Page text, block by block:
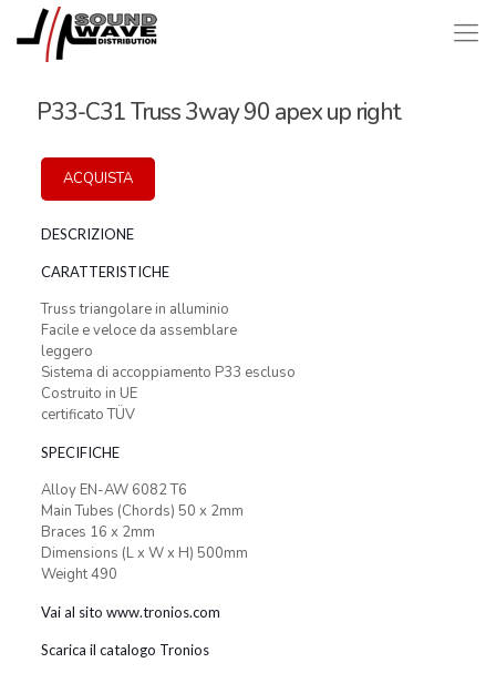
P33-C31 Truss 3way 90 apex up right
ACQUISTA
DESCRIZIONE
CARATTERISTICHE
Truss triangolare in alluminio
Facile e veloce da assemblare
leggero
Sistema di accoppiamento P33 escluso
Costruito in UE
certificato TÜV
SPECIFICHE
Alloy EN-AW 6082 T6
Main Tubes (Chords) 50 x 2mm
Braces 16 x 2mm
Dimensions (L x W x H) 500mm
Weight 490
Vai al sito www.tronios.com
Scarica il catalogo Tronios